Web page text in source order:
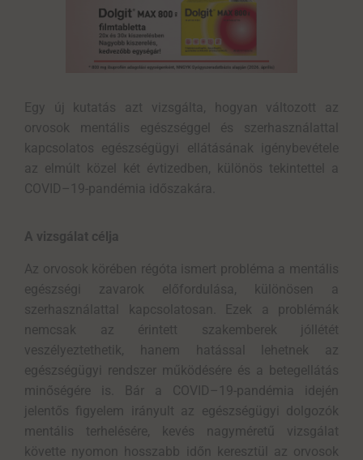
Egy új kutatás azt vizsgálta, hogyan változott az
orvosok mentális egészséggel és szerhasználattal
kapcsolatos egészségügyi ellátásának igénybevétele
az elmúlt közel két évtizedben, különös tekintettel a
COVID–19-pandémia időszakára.
A vizsgálat célja
Az orvosok körében régóta ismert probléma a mentális
egészségi zavarok előfordulása, különösen a
szerhasználattal kapcsolatosan. Ezek a problémák
nemcsak az érintett szakemberek jóllétét
veszélyeztethetik, hanem hatással lehetnek az
egészségügyi rendszer működésére és a betegellátás
minőségére is. Bár a COVID–19-pandémia idején
jelentős figyelem irányult az egészségügyi dolgozók
mentális terhelésére, kevés nagyméretű vizsgálat
követte nyomon hosszabb időn keresztül az orvosok